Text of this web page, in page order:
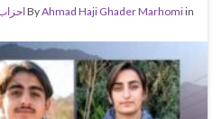
ByAhmad Haji Ghader Marhomiin